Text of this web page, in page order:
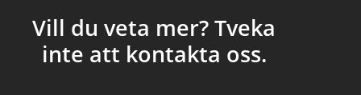
Vill du veta mer?Tveka
inte att kontakta oss.